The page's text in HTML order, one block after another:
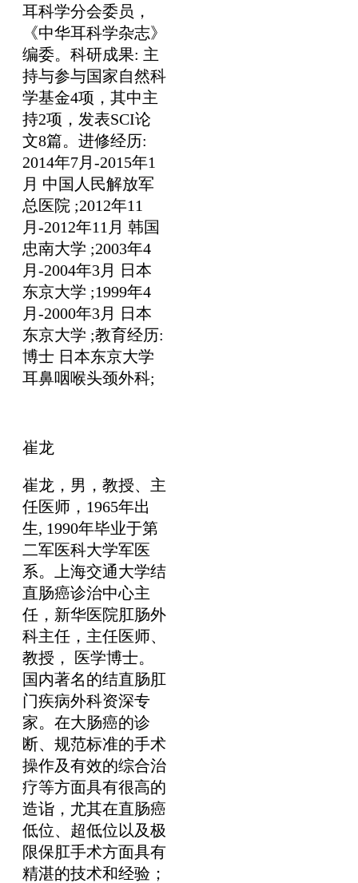
耳科学分会委员，
《中华耳科学杂志》
编委。科研成果: 主
持与参与国家自然科
学基金4项，其中主
持2项，发表SCI论
文8篇。进修经历:
2014年7月-2015年1
月 中国人民解放军
总医院 ;2012年11
月-2012年11月 韩国
忠南大学 ;2003年4
月-2004年3月 日本
东京大学 ;1999年4
月-2000年3月 日本
东京大学 ;教育经历:
博士 日本东京大学
耳鼻咽喉头颈外科;
崔龙
崔龙，男，教授、主
任医师，1965年出
生, 1990年毕业于第
二军医科大学军医
系。上海交通大学结
直肠癌诊治中心主
任，新华医院肛肠外
科主任，主任医师、
教授， 医学博士。
国内著名的结直肠肛
门疾病外科资深专
家。在大肠癌的诊
断、规范标准的手术
操作及有效的综合治
疗等方面具有很高的
造诣，尤其在直肠癌
低位、超低位以及极
限保肛手术方面具有
精湛的技术和经验；